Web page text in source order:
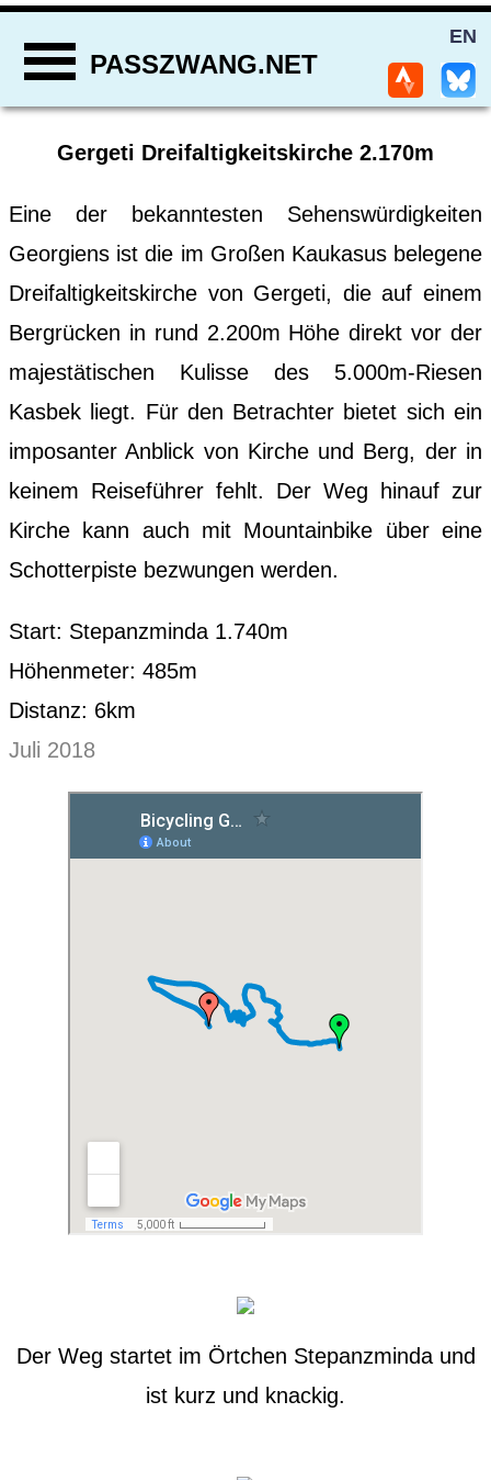
EN
PASSZWANG.NET
Gergeti Dreifaltigkeitskirche 2.170m
Eine der bekanntesten Sehenswürdigkeiten
Georgiens ist die im Großen Kaukasus belegene
Dreifaltigkeitskirche von Gergeti, die auf einem
Bergrücken in rund 2.200m Höhe direkt vor der
majestätischen Kulisse des 5.000m-Riesen
Kasbek liegt. Für den Betrachter bietet sich ein
imposanter Anblick von Kirche und Berg, der in
keinem Reiseführer fehlt. Der Weg hinauf zur
Kirche kann auch mit Mountainbike über eine
Schotterpiste bezwungen werden.
Start: Stepanzminda 1.740m
Höhenmeter: 485m
Distanz: 6km
Juli 2018
Der Weg startet im Örtchen Stepanzminda und
ist kurz und knackig.